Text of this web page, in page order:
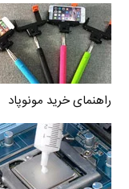
راهنمای خرید مونوپاد